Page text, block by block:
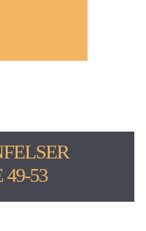
S
53